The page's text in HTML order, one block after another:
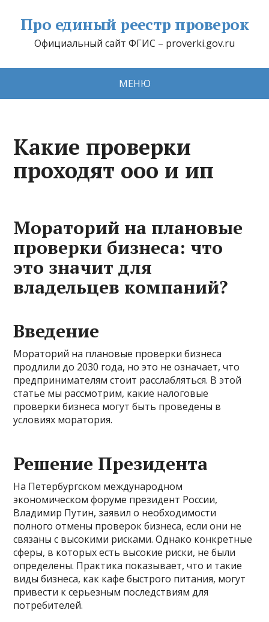
Про единый реестр проверок
Официальный сайт ФГИС – proverki.gov.ru
МЕНЮ
Какие проверки
проходят ооо и ип
Мораторий на плановые
проверки бизнеса: что
это значит для
владельцев компаний?
Введение
Мораторий на плановые проверки бизнеса
продлили до 2030 года, но это не означает, что
предпринимателям стоит расслабляться. В этой
статье мы рассмотрим, какие налоговые
проверки бизнеса могут быть проведены в
условиях моратория.
Решение Президента
На Петербургском международном
экономическом форуме президент России,
Владимир Путин, заявил о необходимости
полного отмены проверок бизнеса, если они не
связаны с высокими рисками. Однако конкретные
сферы, в которых есть высокие риски, не были
определены. Практика показывает, что и такие
виды бизнеса, как кафе быстрого питания, могут
привести к серьезным последствиям для
потребителей.